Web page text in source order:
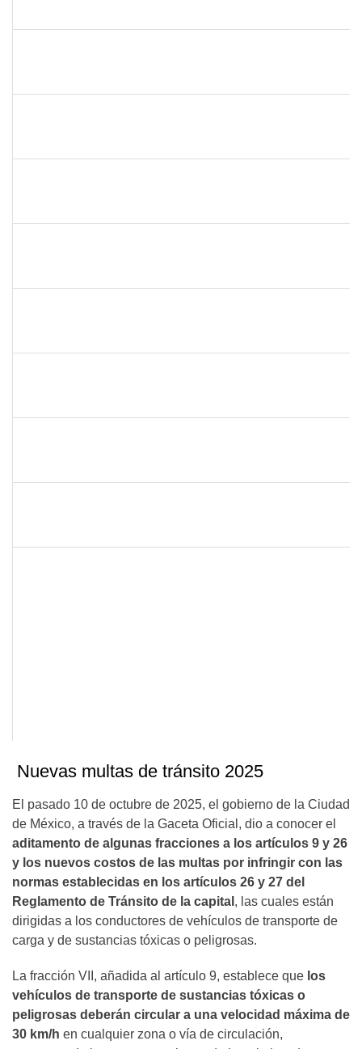
Nuevas multas de tránsito 2025
El pasado 10 de octubre de 2025, el gobierno de la Ciudad
de México, a través de la Gaceta Oficial, dio a conocer el
aditamento de algunas fracciones a los artículos 9 y 26
y los nuevos costos de las multas por infringir con las
normas establecidas en los artículos 26 y 27 del
Reglamento de Tránsito de la capital , las cuales están
dirigidas a los conductores de vehículos de transporte de
carga y de sustancias tóxicas o peligrosas.
La fracción VII, añadida al artículo 9, establece que los
vehículos de transporte de sustancias tóxicas o
peligrosas deberán circular a una velocidad máxima de
30 km/h en cualquier zona o vía de circulación,